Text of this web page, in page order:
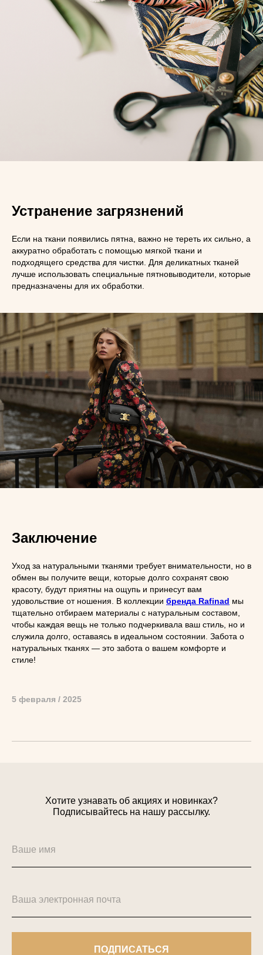
Устранение загрязнений
Если на ткани появились пятна, важно не тереть их сильно, а
аккуратно обработать с помощью мягкой ткани и
подходящего средства для чистки. Для деликатных тканей
лучше использовать специальные пятновыводители, которые
предназначены для их обработки.
Заключение
Уход за натуральными тканями требует внимательности, но в
обмен вы получите вещи, которые долго сохранят свою
красоту, будут приятны на ощупь и принесут вам
удовольствие от ношения. В коллекции бренда Rafinad мы
тщательно отбираем материалы с натуральным составом,
чтобы каждая вещь не только подчеркивала ваш стиль, но и
служила долго, оставаясь в идеальном состоянии. Забота о
натуральных тканях — это забота о вашем комфорте и
стиле!
5 февраля / 2025
Хотите узнавать об акциях и новинках?
Подписывайтесь на нашу рассылку.
ПОДПИСАТЬСЯ